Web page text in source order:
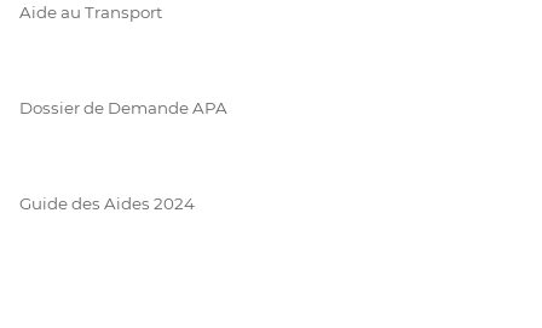
Aide au Transport
Dossier de Demande APA
Guide des Aides 2024